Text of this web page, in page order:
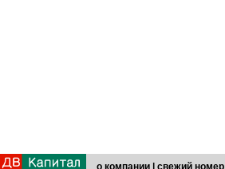
о компании свежий номер